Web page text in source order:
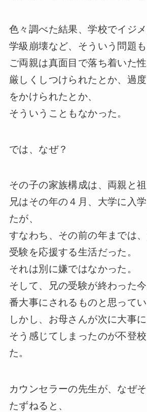
色々調べた結果、学校でイジメ
学級崩壊など、そういう問題も
ご両親は真面目で落ち着いた性
厳しくしつけられたとか、過
をかけられたとか、
そういうこともなかった。
では、なぜ？
その子の家族構成は、両親と祖
兄はその年の４月、大学に入
たが、
すなわち、その前の年までは
受験を応援する生活だった。
それは別に嫌ではなかった。
そして、兄の受験が終わった
番大事にされるものと思ってい
しかし、お母さんが次に大事に
そう感じてしまったのが不登
た。
カウンセラーの先生が、なぜ
たずねると、